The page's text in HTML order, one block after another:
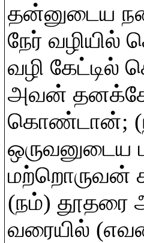
தன்னுடைய
நேர் வழியில்
வழி கேட்டில்
அவன் தனக்கே
கொண்டான்;
ஒருவனுடைய
மற்றொருவன்
(நம்) தூதரை
வரையில்